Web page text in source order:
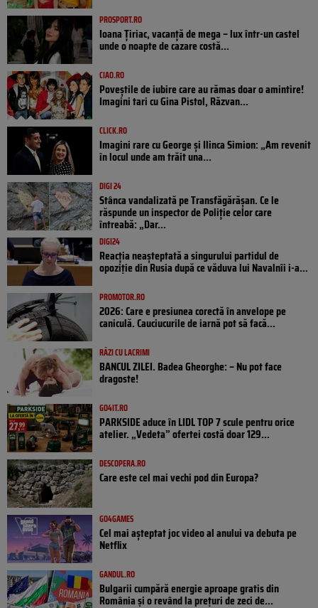
PROSPORT.RO
Ioana Țiriac, vacanță de mega – lux într-un castel
unde o noapte de cazare costă...
CIAO.RO
Poveştile de iubire care au rămas doar o amintire!
Imagini tari cu Gina Pistol, Răzvan...
CLICK.RO
Imagini rare cu George și Ilinca Simion: „Am revenit
în locul unde am trăit una...
DIGI 24
Stânca vandalizată pe Transfăgărășan. Ce le
răspunde un inspector de Poliție celor care
întreabă: „Dar...
DIGI24
Reacția neașteptată a singurului partidul de
opoziţie din Rusia după ce văduva lui Navalnîi i-a...
PROMOTOR.RO
2026: Care e presiunea corectă în anvelope pe
caniculă. Cauciucurile de iarnă pot să facă...
RÂZI CU LACRIMI
BANCUL ZILEI. Badea Gheorghe: – Nu pot face
dragoste!
GO4IT.RO
PARKSIDE aduce în LIDL TOP 7 scule pentru orice
atelier. „Vedeta” ofertei costă doar 129...
DESCOPERA.RO
Care este cel mai vechi pod din Europa?
GO4GAMES
Cel mai așteptat joc video al anului va debuta pe
Netflix
GANDUL.RO
Bulgarii cumpără energie aproape gratis din
România și o revând la prețuri de zeci de...